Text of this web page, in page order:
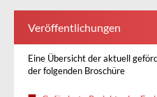
Veröffentlichungen
Eine Übersicht der aktuell
der folgenden Broschüre